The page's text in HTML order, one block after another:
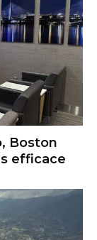
Boston
efficace